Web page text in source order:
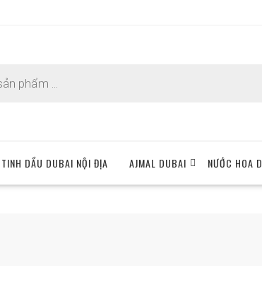
TINH DẦU DUBAI NỘI ĐỊA AJMAL DUBAI NƯỚC HOA